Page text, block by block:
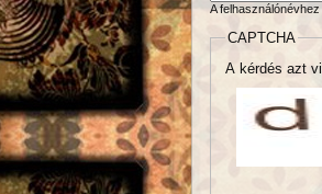
A
CAPTCHA
A kérdés azt